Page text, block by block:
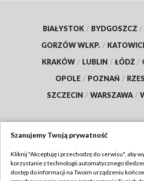
BIAŁYSTOK / BYDGOSZCZ /
GORZÓW WLKP. /
KRAKÓW / LUBLIN / ŁÓDŹ /
OPOLE / POZNAŃ /
SZCZECIN / WARSZAWA /
TVP
Szanujemy Twoją prywatność
Kliknij "Akceptuję i przechodzę do serwisu", aby
korzystanie z technologii automatycznego
dostęp do informacji na Twoim urządzeniu